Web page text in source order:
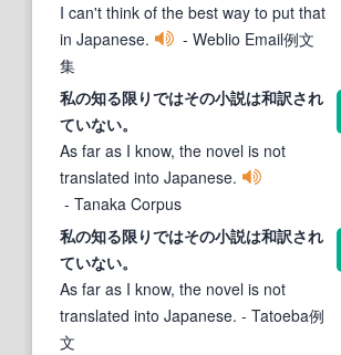
I can't think of the best way to put that
in Japanese.
- Weblio Email例文
集
私の知る限りではその小説は和訳され
ていない。
As far as I know, the novel is not
translated into Japanese.
- Tanaka Corpus
私の知る限りではその小説は和訳され
ていない。
As far as I know, the novel is not
translated into Japanese. - Tatoeba例
文